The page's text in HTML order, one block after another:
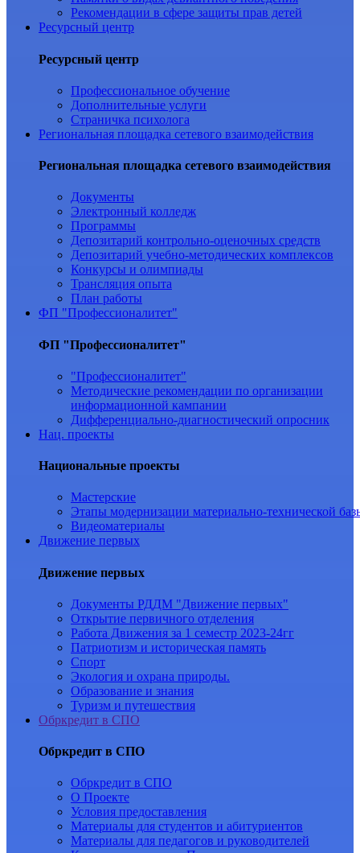
Рекомендации в сфере защиты прав детей
Ресурсный центр
Ресурсный центр
Профессиональное обучение
Дополнительные услуги
Страничка психолога
Региональная площадка сетевого взаимодействия
Региональная площадка сетевого взаимодействия
Документы
Электронный колледж
Программы
Депозитарий контрольно-оценочных средств
Депозитарий учебно-методических комплексов
Конкурсы и олимпиады
Трансляция опыта
План работы
ФП "Профессионалитет"
ФП "Профессионалитет"
"Профессионалитет"
Методические рекомендации по организации
информационной кампании
Дифференциально-диагностический опросник
Нац. проекты
Национальные проекты
Мастерские
Этапы модернизации материально-технической
Видеоматериалы
Движение первых
Движение первых
Документы РДДМ "Движение первых"
Открытие первичного отделения
Работа Движения за 1 семестр 2023-24гг
Патриотизм и историческая память
Спорт
Экология и охрана природы.
Образование и знания
Туризм и путешествия
Обркредит в СПО
Обркредит в СПО
Обркредит в СПО
О Проекте
Условия предоставления
Материалы для студентов и абитуриентов
Материалы для педагогов и руководителей